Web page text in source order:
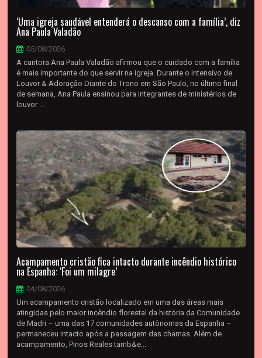
‘Uma igreja saudável entenderá o descanso com a família’, diz
Ana Paula Valadão
05/08/2026
A cantora Ana Paula Valadão afirmou que o cuidado com a família
é mais importante do que servir na igreja. Durante o intensivo de
Louvor & Adoração Diante do Trono em São Paulo, no último final
de semana, Ana Paula ensinou para integrantes de ministérios de
louvor ...
Acampamento cristão fica intacto durante incêndio histórico
na Espanha: ‘Foi um milagre’
04/08/2026
Um acampamento cristão localizado em uma das áreas mais
atingidas pelo maior incêndio florestal da história da Comunidade
de Madri – uma das 17 comunidades autônomas da Espanha –
permaneceu intacto após a passagem das chamas. Além de
acampamento, Pinos Reales tamb&e...